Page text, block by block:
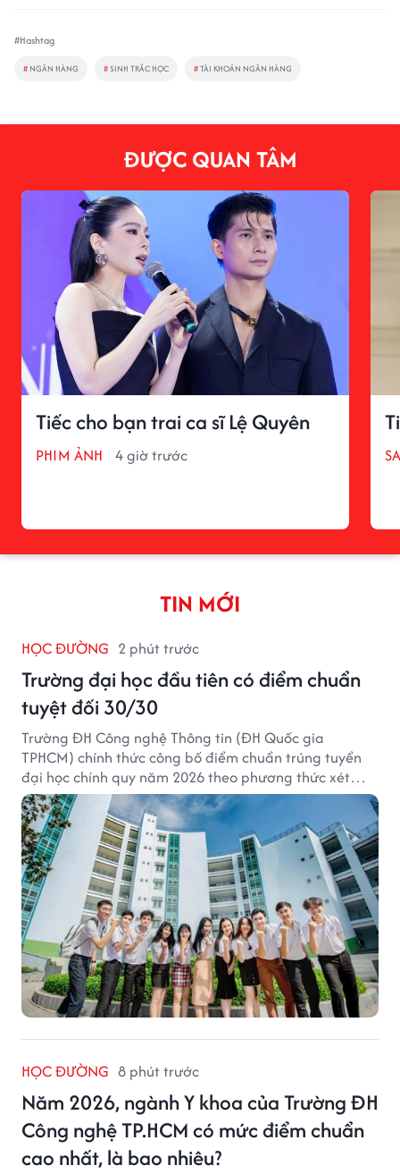
#Hashtag
# NGÂN HÀNG #SINH TRẮC HỌC #TÀI KHOẢN NGÂN HÀNG
ĐƯỢC QUAN TÂM
Tiếc cho bạn trai ca sĩ Lệ Quyên
PHIM ẢNH 4 giờ trước
TIN MỚI
HỌC ĐƯỜNG 2 phút trước
Trường đại học đầu tiên có điểm chuẩn
tuyệt đối 30/30
Trường ĐH Công nghệ Thông tin (ĐH Quốc gia
TPHCM) chính thức công bố điểm chuẩn trúng tuyển
đại học chính quy năm 2026 theo phương thức xét
tuyển tổng hợp.
HỌC ĐƯỜNG 8 phút trước
Năm 2026, ngành Y khoa của Trường ĐH
Công nghệ TP.HCM có mức điểm chuẩn
cao nhất, là bao nhiêu?